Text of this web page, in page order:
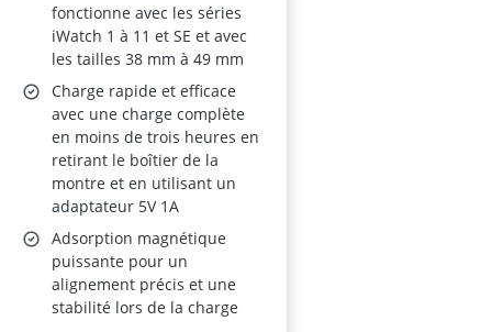
fonctionne avec les séries
iWatch 1 à 11 et SE et avec
les tailles 38 mm à 49 mm
Charge rapide et efficace
avec une charge complète
en moins de trois heures en
retirant le boîtier de la
montre et en utilisant un
adaptateur 5V 1A
Adsorption magnétique
puissante pour un
alignement précis et une
stabilité lors de la charge